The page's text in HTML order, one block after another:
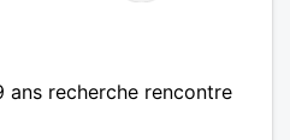
ans recherche rencontre